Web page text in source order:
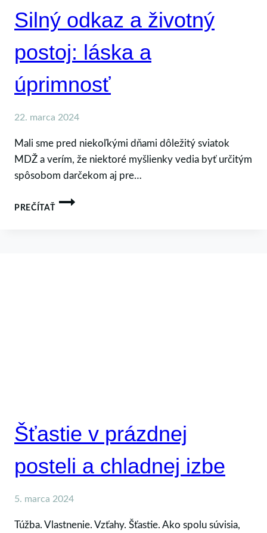
Silný odkaz a životný
postoj: láska a
úprimnosť
22. marca 2024
Mali sme pred niekoľkými dňami dôležitý sviatok
MDŽ a verím, že niektoré myšlienky vedia byť určitým
spôsobom darčekom aj pre…
PREČÍTAŤ
SILNÝ
Šťastie v prázdnej
posteli a chladnej izbe
5. marca 2024
Túžba. Vlastnenie. Vzťahy. Šťastie. Ako spolu súvisia,